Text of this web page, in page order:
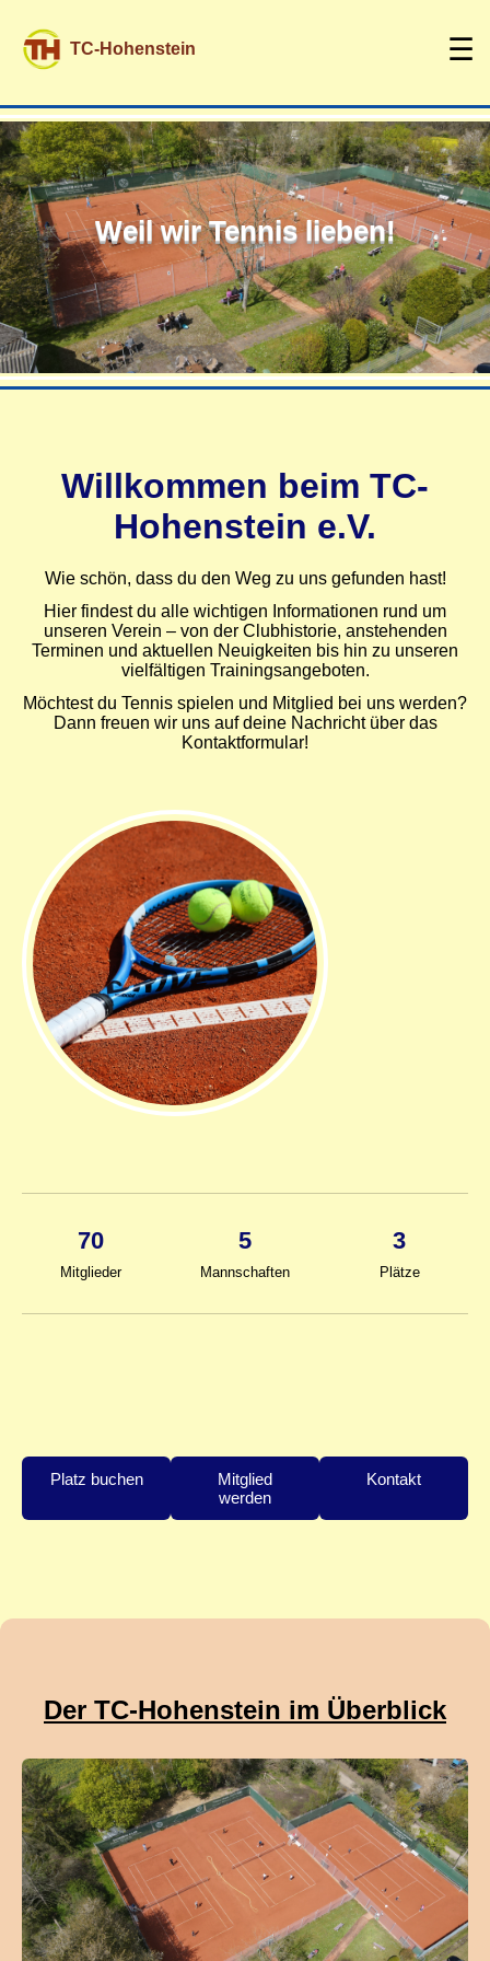
TC-Hohenstein ☰
Weil wir Tennis lieben!
Willkommen beim TC-
Hohenstein e.V.
Wie schön, dass du den Weg zu uns gefunden hast!
Hier findest du alle wichtigen Informationen rund um
unseren Verein – von der Clubhistorie, anstehenden
Terminen und aktuellen Neuigkeiten bis hin zu unseren
vielfältigen Trainingsangeboten.
Möchtest du Tennis spielen und Mitglied bei uns werden?
Dann freuen wir uns auf deine Nachricht über das
Kontaktformular!
70
Mitglieder
5
Mannschaften
3
Plätze
Platz buchen
Mitglied
werden
Kontakt
Der TC-Hohenstein im Überblick